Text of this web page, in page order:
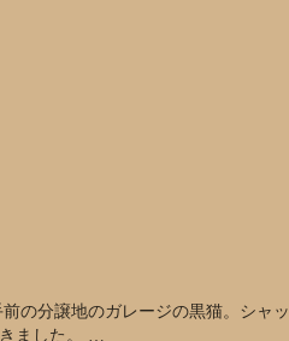
の分譲地のガレージの黒猫。シャッ
ました。 …